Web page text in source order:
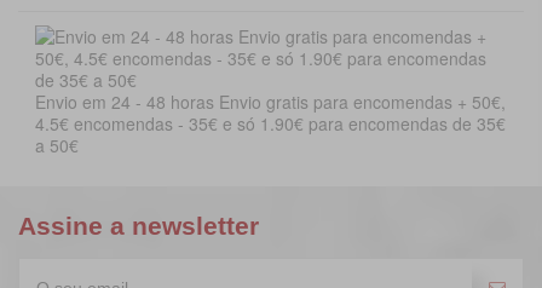
Envio em 24 - 48 horas Envio gratis para encomendas + 50€,
4.5€ encomendas - 35€ e só 1.90€ para encomendas de 35€
a 50€
Assine a newsletter